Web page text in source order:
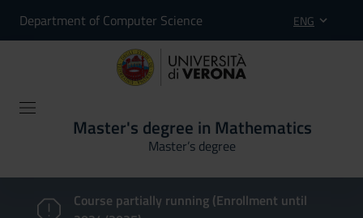
Department of Computer Science ENG
Master's degree in Mathematics
Master’s degree
Course partially running (Enrollment until